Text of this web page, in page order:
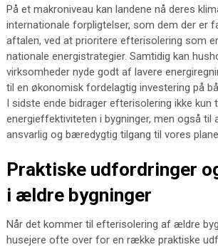
På et makroniveau kan landene nå deres
internationale forpligtelser, som dem der er
aftalen, ved at prioritere efterisolering som
nationale energistrategier. Samtidig kan
virksomheder nyde godt af lavere
til en økonomisk fordelagtig investering på
I sidste ende bidrager efterisolering ikke kun
energieffektiviteten i bygninger, men også til
ansvarlig og bæredygtig tilgang til vores
Praktiske udfordringer
i ældre bygninger
Når det kommer til efterisolering af ældre
husejere ofte over for en række praktiske